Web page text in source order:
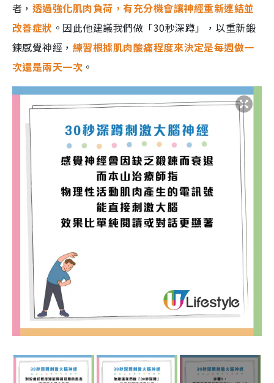
者， 透過強化肌肉負荷，有充分機會讓神經重新連結並
改善症狀 。因此他建議我們做「30秒深蹲」，以重新鍛
鍊感覺神經， 練習根據肌肉酸痛程度來決定是每週做一
次還是兩天一次 。